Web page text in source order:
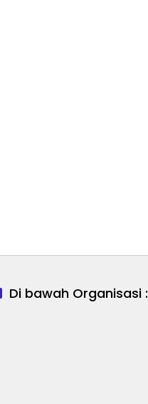
Di bawah Organisasi :